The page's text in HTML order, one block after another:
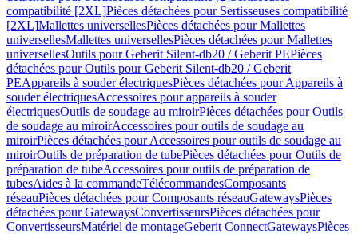
compatibilité [2XL]Pièces détachées pour Sertisseuses compatibilité
[2XL]Mallettes universellesPièces détachées pour Mallettes
universellesMallettes universellesPièces détachées pour Mallettes
universellesOutils pour Geberit Silent-db20 / Geberit PEPièces
détachées pour Outils pour Geberit Silent-db20 / Geberit
PEAppareils à souder électriquesPièces détachées pour Appareils à
souder électriquesAccessoires pour appareils à souder
électriquesOutils de soudage au miroirPièces détachées pour Outils
de soudage au miroirAccessoires pour outils de soudage au
miroirPièces détachées pour Accessoires pour outils de soudage au
miroirOutils de préparation de tubePièces détachées pour Outils de
préparation de tubeAccessoires pour outils de préparation de
tubesAides à la commandeTélécommandesComposants
réseauPièces détachées pour Composants réseauGatewaysPièces
détachées pour GatewaysConvertisseursPièces détachées pour
ConvertisseursMatériel de montageGeberit ConnectGatewaysPièces